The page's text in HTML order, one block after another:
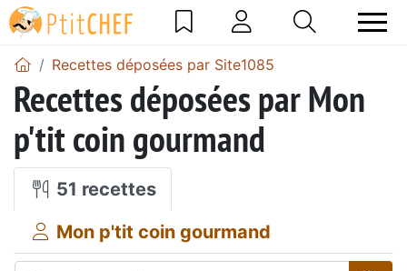
Recettes déposées par Site1085
Recettes déposées par Mon
p'tit coin gourmand
51 recettes
Mon p'tit coin gourmand